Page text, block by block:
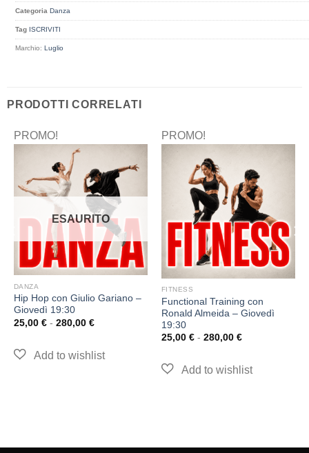
Categoria Danza
Tag ISCRIVITI
Marchio: Luglio
PRODOTTI CORRELATI
PROMO!
ESAURITO
DANZA
Hip Hop con Giulio Gariano –
Giovedì 19:30
25,00 € - 280,00 €
PROMO!
FITNESS
Functional Training con
Ronald Almeida – Giovedì
19:30
25,00 € - 280,00 €